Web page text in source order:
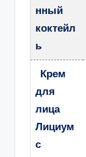
нный
коктейл
ь
Крем
для
лица
Лициум
с